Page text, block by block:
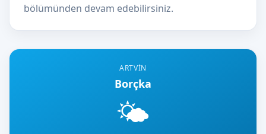
ARTVIN
Borçka
🌤️
bölümünden devam edebilirsiniz.